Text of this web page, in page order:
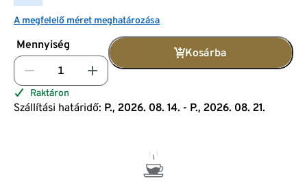
A megfelelő méret meghatározása
Mennyiség
Kosárba
Raktáron
Szállítási határidő: P., 2026. 08. 14. - P., 2026. 08. 21.